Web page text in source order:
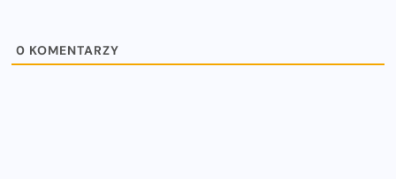
0 KOMENTARZY